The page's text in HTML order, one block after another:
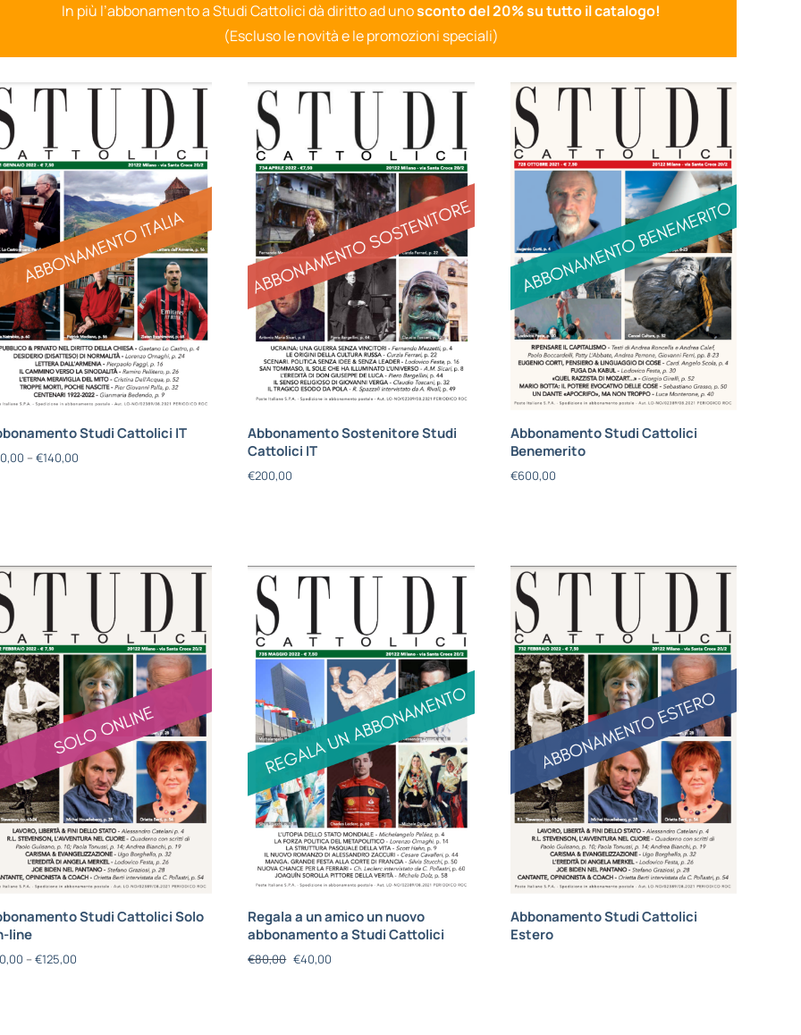
In più l’abbonamento a Studi Cattolici dà diritto ad unosconto del 20% su tutto il catalogo!
(Escluso le novità e le promozioni speciali)
Studi Cattolici IT
– €140,00
Abbonamento Sostenitore Studi
Cattolici IT
€200,00
Abbonamento Studi Cattolici
Benemerito
€600,00
Studi Cattolici Solo
line
– €125,00
Regala a un amico un nuovo
abbonamento a Studi Cattolici
€80,00 €40,00
Abbonamento Studi Cattolici
Estero